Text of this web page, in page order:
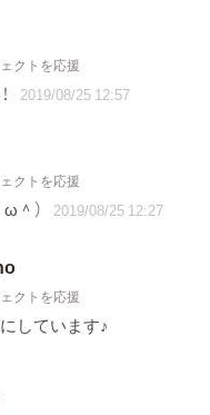
クトを応援
2019/08/25 12:57
クトを応援
＾） 2019/08/25 12:27
クトを応援
しています♪